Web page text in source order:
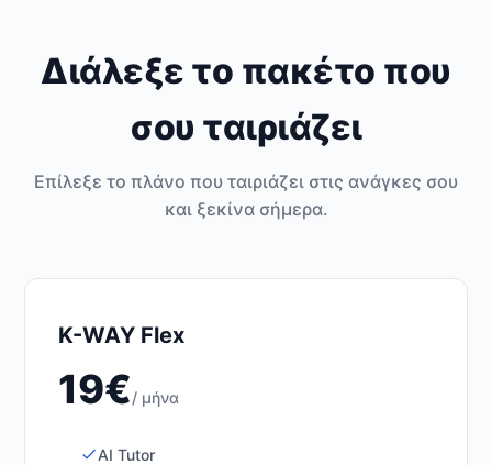
Διάλεξε το πακέτο που
σου ταιριάζει
Επίλεξε το πλάνο που ταιριάζει στις ανάγκες σου
και ξεκίνα σήμερα.
K-WAY Flex
19€/ μήνα
AI Tutor